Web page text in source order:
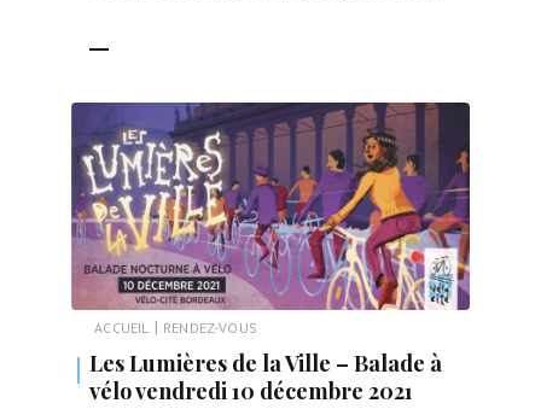
ACCUEIL | RENDEZ-VOUS
Les Lumières de la Ville – Balade à
vélo vendredi 10 décembre 2021